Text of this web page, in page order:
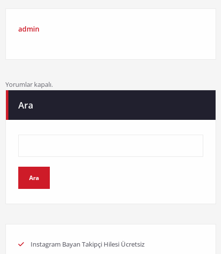
admin
Yorumlar kapalı.
Ara
Ara
Instagram Bayan Takipçi Hilesi Ücretsiz